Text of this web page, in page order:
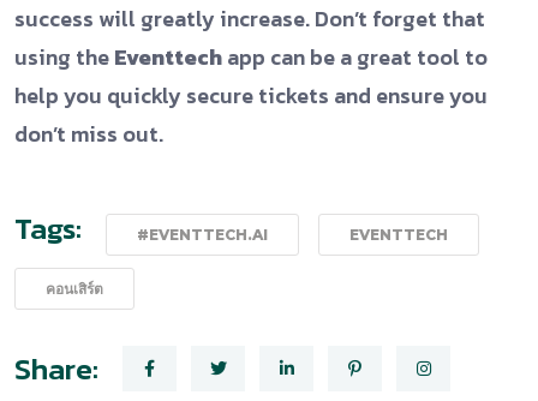
success will greatly increase. Don’t forget that
using theEventtechapp can be a great tool to
help you quickly secure tickets and ensure you
don’t miss out.
Tags: #EVENTTECH.AI EVENTTECH
คอนเสิร์ต
Share: